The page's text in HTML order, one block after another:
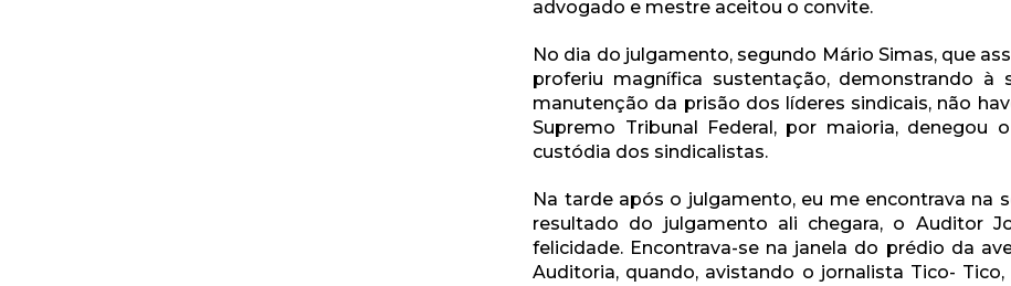
advogado e mestre aceitou o convite.
No dia do julgamento, segundo Mário Simas, que
proferiu magnífica sustentação, demonstrando à
manutenção da prisão dos líderes sindicais, não
Supremo Tribunal Federal, por maioria, denegou
custódia dos sindicalistas.
Na tarde após o julgamento, eu me encontrava na
resultado do julgamento ali chegara, o Auditor
felicidade. Encontrava-se na janela do prédio da
Auditoria, quando, avistando o jornalista Tico-